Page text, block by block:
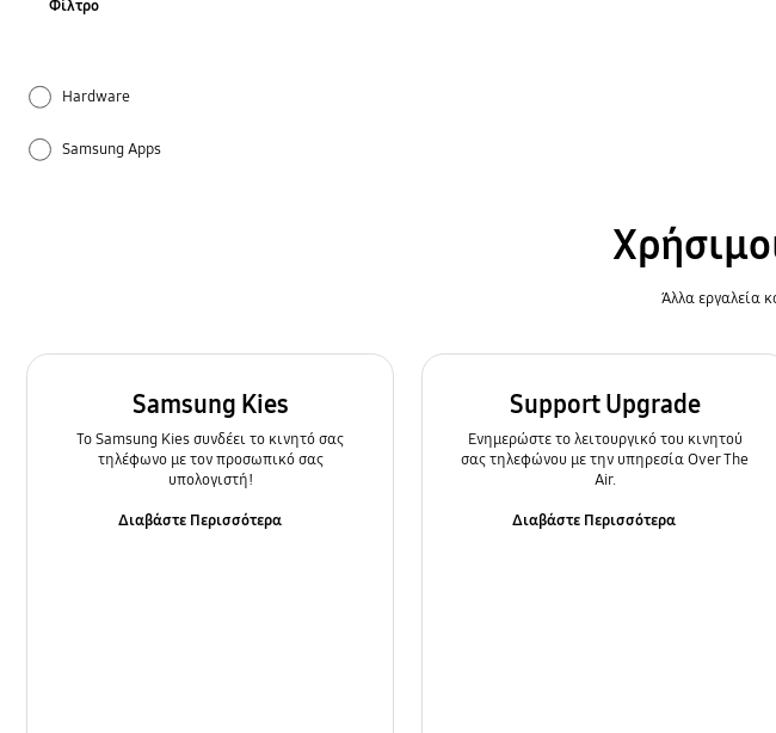
Φίλτρο
Hardware
Samsung Apps
Άλλα εργαλεία
Samsung Kies
To Samsung Kies συνδέει το κινητό σας
τηλέφωνο με τον προσωπικό σας
υπολογιστή!
Διαβάστε Περισσότερα
Support Upgrade
Ενημερώστε τo λειτουργικό του κινητού
σας τηλεφώνου με την υπηρεσία Over The
Air.
Διαβάστε Περισσότερα